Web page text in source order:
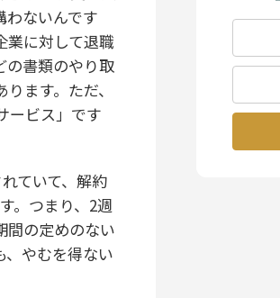
わないんです
業に対して退職
の書類のやり取
ます。ただ、
ービス」です
ていて、解約
。つまり、2週
間の定めのない
、やむを得ない